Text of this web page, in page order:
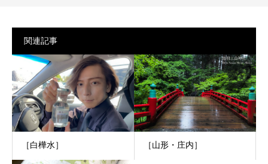
関連記事
［白樺水］ ［山形・庄内］